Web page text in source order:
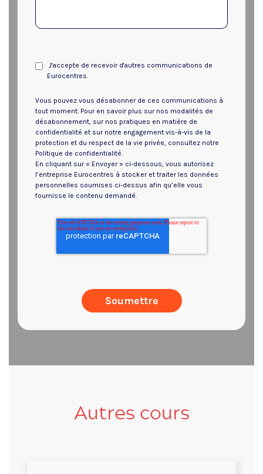
J'accepte de recevoir d'autres communications de
Eurocentres.
Vous pouvez vous désabonner de ces communications à
tout moment. Pour en savoir plus sur nos modalités de
désabonnement, sur nos pratiques en matière de
confidentialité et sur notre engagement vis-à-vis de la
protection et du respect de la vie privée, consultez notre
Politique de confidentialité.
En cliquant sur « Envoyer » ci-dessous, vous autorisez
l’entreprise Eurocentres à stocker et traiter les données
personnelles soumises ci-dessus afin qu’elle vous
fournisse le contenu demandé.
Autres cours